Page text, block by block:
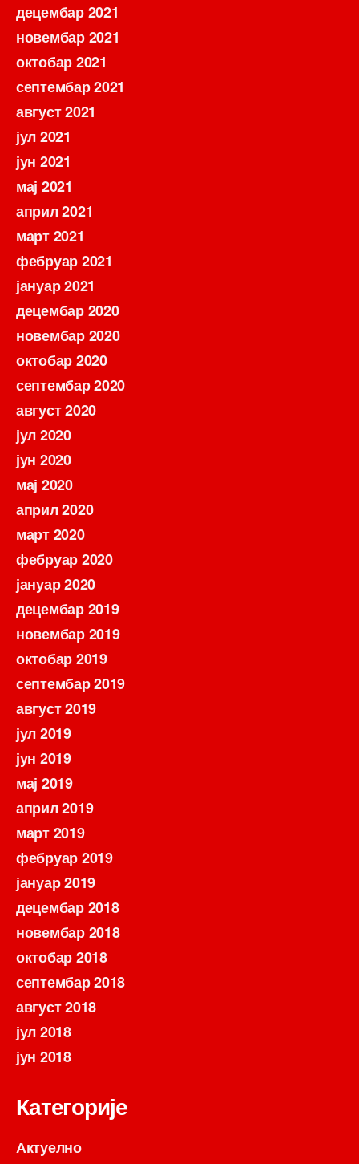
децембар 2021
новембар 2021
октобар 2021
септембар 2021
август 2021
јул 2021
јун 2021
мај 2021
април 2021
март 2021
фебруар 2021
јануар 2021
децембар 2020
новембар 2020
октобар 2020
септембар 2020
август 2020
јул 2020
јун 2020
мај 2020
април 2020
март 2020
фебруар 2020
јануар 2020
децембар 2019
новембар 2019
октобар 2019
септембар 2019
август 2019
јул 2019
јун 2019
мај 2019
април 2019
март 2019
фебруар 2019
јануар 2019
децембар 2018
новембар 2018
октобар 2018
септембар 2018
август 2018
јул 2018
јун 2018
Категорије
Актуелно